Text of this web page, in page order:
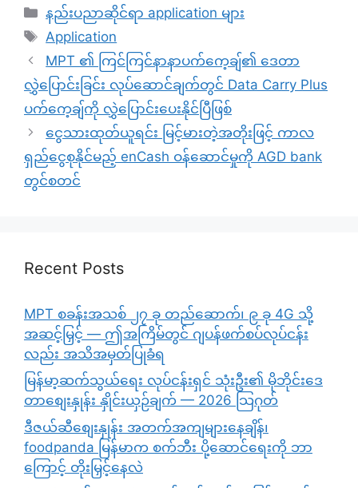
Categories
နည်းပညာဆိုင်ရာ application များ
Tags
Application
MPT ၏ ကြင်ကြင်နာနာပက်ကေ့ချ်၏ ဒေတာ
လွှဲပြောင်းခြင်း လုပ်ဆောင်ချက်တွင် Data Carry Plus
ပက်ကေ့ချ်ကို လွှဲပြောင်းပေးနိုင်ပြီဖြစ်
ငွေသားထုတ်ယူရင်း မြင့်မားတဲ့အတိုးဖြင့် ကာလ
ရှည်ငွေစုနိုင်မည့် enCash ဝန်ဆောင်မှုကို AGD bank
တွင်စတင်
Recent Posts
MPT စခန်းအသစ် ၂၇ ခု တည်ဆောက်၊ ၉ ခု 4G သို့
အဆင့်မြှင့် — ဤအကြိမ်တွင် ဂျပန်ဖက်စပ်လုပ်ငန်း
လည်း အသိအမှတ်ပြုခံရ
မြန်မာ့ဆက်သွယ်ရေး လုပ်ငန်းရှင် သုံးဦး၏ မိုဘိုင်းဒေ
တာစျေးနှုန်း နှိုင်းယှဉ်ချက် — 2026 သြဂုတ်
ဒီဇယ်ဆီစျေးနှုန်း အတက်အကျများနေချိန်၊
foodpanda မြန်မာက စက်ဘီး ပို့ဆောင်ရေးကို ဘာ
ကြောင့် တိုးမြှင့်နေလဲ